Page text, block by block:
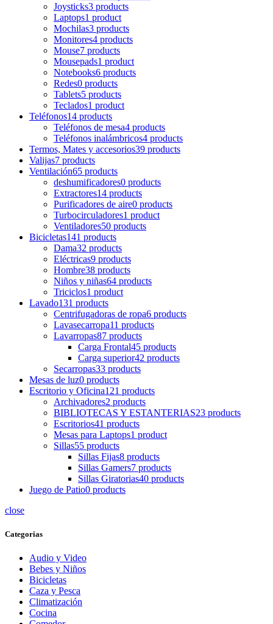
Joysticks3 products
Laptops1 product
Mochilas3 products
Monitores4 products
Mouse7 products
Mousepads1 product
Notebooks6 products
Redes0 products
Tablets5 products
Teclados1 product
Teléfonos14 products
Teléfonos de mesa4 products
Teléfonos inalámbricos4 products
Termos, Mates y accesorios39 products
Valijas7 products
Ventilación65 products
deshumificadores0 products
Extractores14 products
Purificadores de aire0 products
Turbocirculadores1 product
Ventiladores50 products
Bicicletas141 products
Dama32 products
Eléctricas9 products
Hombre38 products
Niños y niñas64 products
Triciclos1 product
Lavado131 products
Centrifugadoras de ropa6 products
Lavasecarropa11 products
Lavarropas87 products
Carga Frontal45 products
Carga superior42 products
Secarropas33 products
Mesas de luz0 products
Escritorio y Oficina121 products
Archivadores2 products
BIBLIOTECAS Y ESTANTERIAS23 products
Escritorios41 products
Mesas para Laptops1 product
Sillas55 products
Sillas Fijas8 products
Sillas Gamers7 products
Sillas Giratorias40 products
Juego de Patio0 products
close
Categorias
Audio y Video
Bebes y Niños
Bicicletas
Caza y Pesca
Climatización
Cocina